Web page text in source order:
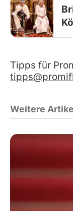
Tipps für
Weitere